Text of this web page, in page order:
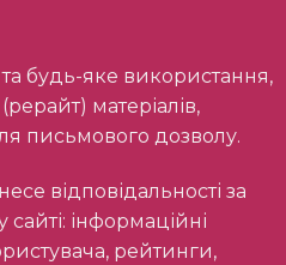
матеріалів,
письмового дозволу.
інформаційні
рейтинги,